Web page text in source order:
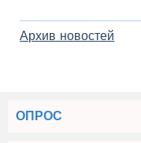
Архив новостей
ОПРОС